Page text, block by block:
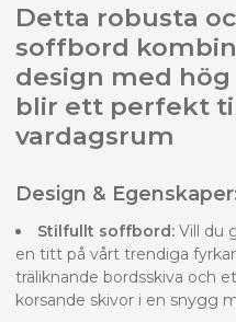
Detta robusta
soffbord
design med
blir ett perfekt
vardagsrum
Design &
Stilfullt soffbord: Vill du
en titt på vårt trendiga
träliknande bordsskiva och
korsande skivor i en snygg